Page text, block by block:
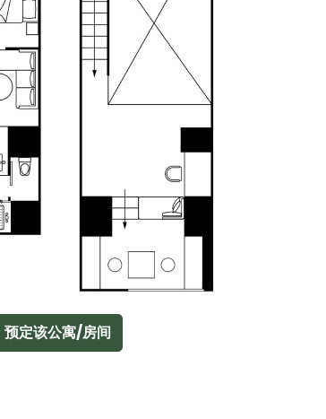
预定该公寓/房间